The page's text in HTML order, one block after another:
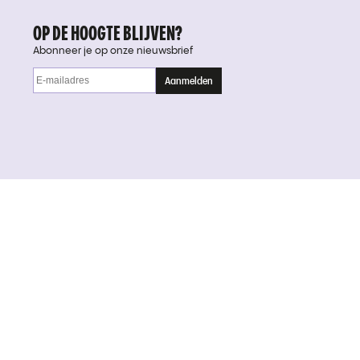
OP DE HOOGTE BLIJVEN?
Abonneer je op onze nieuwsbrief